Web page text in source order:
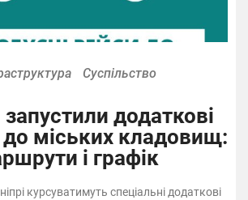
Суспільство
запустили додаткові
до міських кладовищ:
і графік
курсуватимуть спеціальні додаткові